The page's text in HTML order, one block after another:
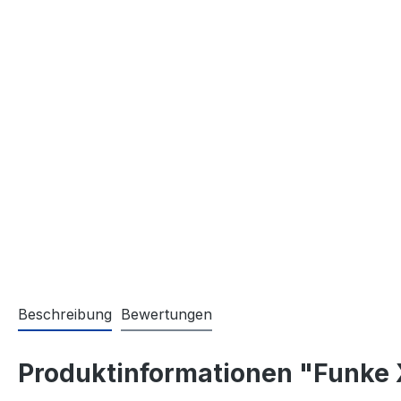
Beschreibung Bewertungen
Produktinformationen "Funke